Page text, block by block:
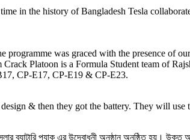
in the history of Bangladesh Tesla
was graced with the presence of
Platoon is a Formula Student team of
CP-E17, CP-E19 & CP-E23.
& then they got the battery. They will
ব্যাটারি প্যাক এর উদ্বোধনী অনুষ্ঠান অনুষ্ঠিত হয়। উক্ত